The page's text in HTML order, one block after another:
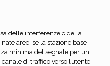
delle interferenze o della
aree, se la stazione base
minima del segnale per un
di traffico verso l’utente